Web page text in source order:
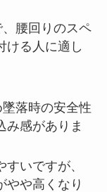
腰回りのスペ
ける人に適し
落時の安全性
み感がありま
いですが、
やや高くなり